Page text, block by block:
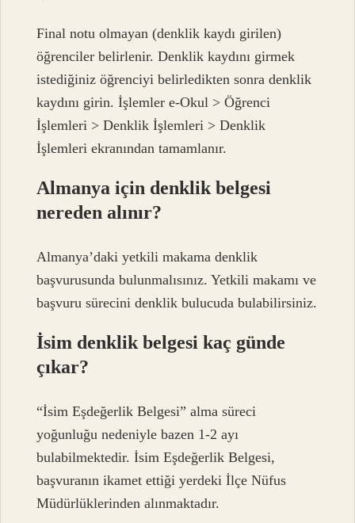
Final notu olmayan (denklik kaydı girilen)
öğrenciler belirlenir. Denklik kaydını girmek
istediğiniz öğrenciyi belirledikten sonra denklik
kaydını girin. İşlemler e-Okul > Öğrenci
İşlemleri > Denklik İşlemleri > Denklik
İşlemleri ekranından tamamlanır.
Almanya için denklik belgesi
nereden alınır?
Almanya’daki yetkili makama denklik
başvurusunda bulunmalısınız. Yetkili makamı ve
başvuru sürecini denklik bulucuda bulabilirsiniz.
İsim denklik belgesi kaç günde
çıkar?
“İsim Eşdeğerlik Belgesi” alma süreci
yoğunluğu nedeniyle bazen 1-2 ayı
bulabilmektedir. İsim Eşdeğerlik Belgesi,
başvuranın ikamet ettiği yerdeki İlçe Nüfus
Müdürlüklerinden alınmaktadır.